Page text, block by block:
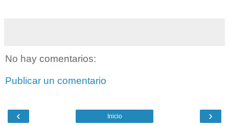
No hay comentarios:
Publicar un comentario
‹ ›
Inicio